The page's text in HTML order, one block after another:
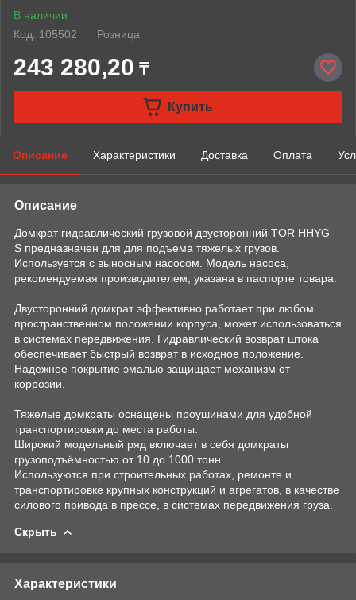
В наличии
Код: 105502
Розница
243 280,20 ₸
Купить
Описание Характеристики Доставка Оплата
Описание
Домкрат гидравлический грузовой двусторонний TOR HHYG-
S предназначен для для подъема тяжелых грузов.
Используется с выносным насосом. Модель насоса,
рекомендуемая производителем, указана в паспорте товара.
Двусторонний домкрат эффективно работает при любом
пространственном положении корпуса, может использоваться
в системах передвижения. Гидравлический возврат штока
обеспечивает быстрый возврат в исходное положение.
Надежное покрытие эмалью защищает механизм от
коррозии.
Тяжелые домкраты оснащены проушинами для удобной
транспортировки до места работы.
Широкий модельный ряд включает в себя домкраты
грузоподъёмностью от 10 до 1000 тонн.
Используются при строительных работах, ремонте и
транспортировке крупных конструкций и агрегатов, в качестве
силового привода в прессе, в системах передвижения груза.
Скрыть
Характеристики